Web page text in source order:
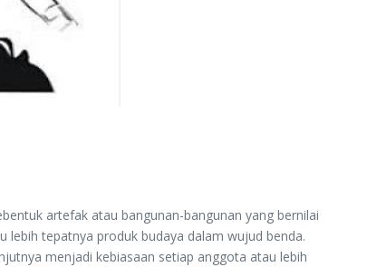
artefak atau bangunan-bangunan yang bernilai
lebih tepatnya produk budaya dalam wujud benda.
menjadi kebiasaan setiap anggota atau lebih